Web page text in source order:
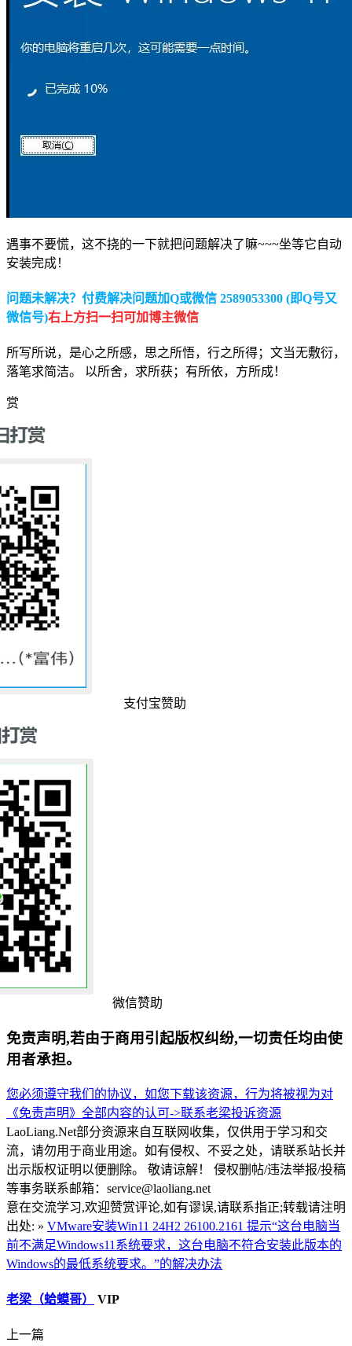
遇事不要慌，这不挠的一下就把问题解决了嘛~~~坐等它自动
安装完成！
问题未解决？付费解决问题加Q或微信 2589053300 (即Q号又
微信号)右上方扫一扫可加博主微信
所写所说，是心之所感，思之所悟，行之所得；文当无敷衍，
落笔求简洁。 以所舍，求所获；有所依，方所成！
赏
支付宝赞助
微信赞助
免责声明,若由于商用引起版权纠纷,一切责任均由使
用者承担。
您必须遵守我们的协议，如您下载该资源，行为将被视为对
《免责声明》全部内容的认可->联系老梁投诉资源
LaoLiang.Net部分资源来自互联网收集，仅供用于学习和交
流，请勿用于商业用途。如有侵权、不妥之处，请联系站长并
出示版权证明以便删除。 敬请谅解！ 侵权删帖/违法举报/投稿
等事务联系邮箱：service@laoliang.net
意在交流学习,欢迎赞赏评论,如有谬误,请联系指正;转载请注明
出处: » VMware安装Win11 24H2 26100.2161 提示“这台电脑当
前不满足Windows11系统要求，这台电脑不符合安装此版本的
Windows的最低系统要求。”的解决办法
老梁（蛤蟆哥） VIP
上一篇